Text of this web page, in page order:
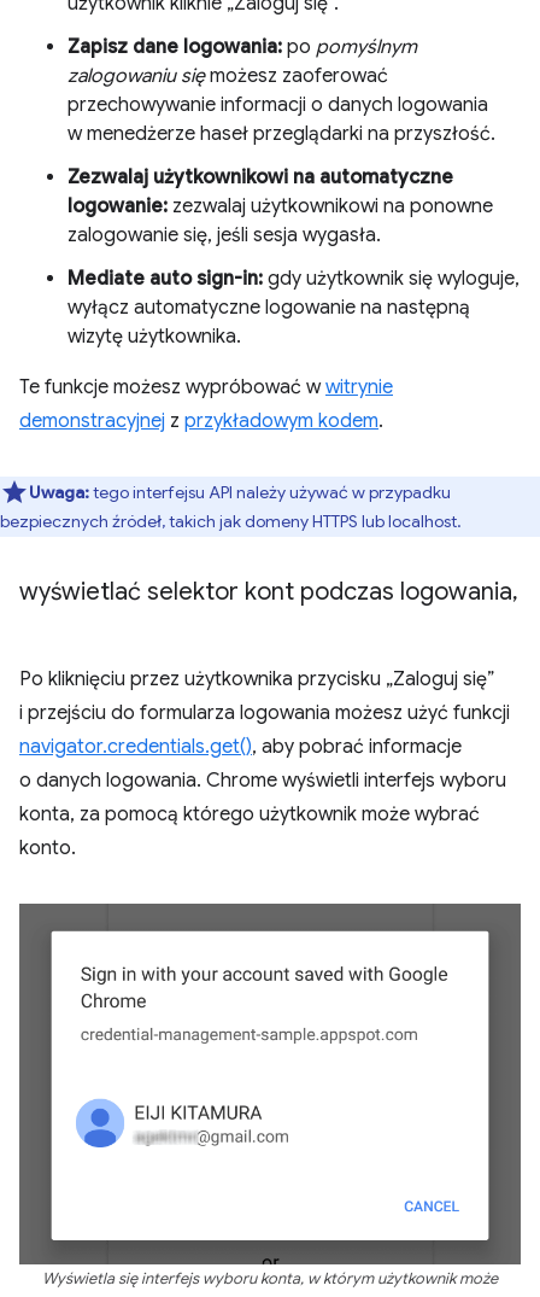
Zapisz dane logowania: po pomyślnym
zalogowaniu sięmożesz zaoferować
przechowywanie informacji o danych logowania
w menedżerze haseł przeglądarki na przyszłość.
Zezwalaj użytkownikowi na automatyczne
logowanie: zezwalaj użytkownikowi na ponowne
zalogowanie się, jeśli sesja wygasła.
Mediate auto sign-in: gdy użytkownik się wyloguje,
wyłącz automatyczne logowanie na następną
wizytę użytkownika.
Te funkcje możesz wypróbować wwitrynie
demonstracyjnej z przykładowym kodem.
Uwaga:tego interfejsu API należy używać w przypadku
bezpiecznych źródeł, takich jak domeny HTTPS lub localhost.
wyświetlać selektor kont podczas logowania,
Po kliknięciu przez użytkownika przycisku „Zaloguj się”
i przejściu do formularza logowania możesz użyć funkcji
navigator.credentials.get(), aby pobrać informacje
o danych logowania. Chrome wyświetli interfejs wyboru
konta, za pomocą którego użytkownik może wybrać
konto.
Wyświetla się interfejs wyboru konta, w którym użytkownik może